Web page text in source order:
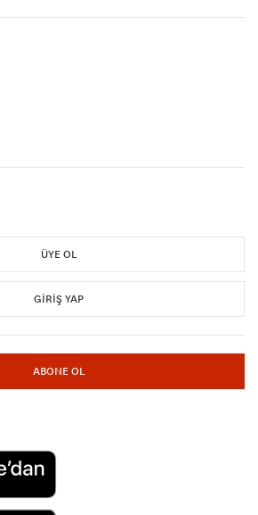
ÜYE OL
GIRIŞ YAP
ABONE OL